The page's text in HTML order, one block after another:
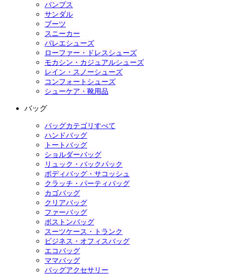
パンプス
サンダル
ブーツ
スニーカー
バレエシューズ
ローファー・ドレスシューズ
モカシン・カジュアルシューズ
レイン・スノーシューズ
コンフォートシューズ
シューケア・靴用品
バッグ
バッグカテゴリすべて
ハンドバッグ
トートバッグ
ショルダーバッグ
リュック・バックパック
ボディバッグ・サコッシュ
クラッチ・パーティバッグ
カゴバッグ
クリアバッグ
ファーバッグ
ボストンバッグ
スーツケース・トランク
ビジネス・オフィスバッグ
エコバッグ
ママバッグ
バッグアクセサリー